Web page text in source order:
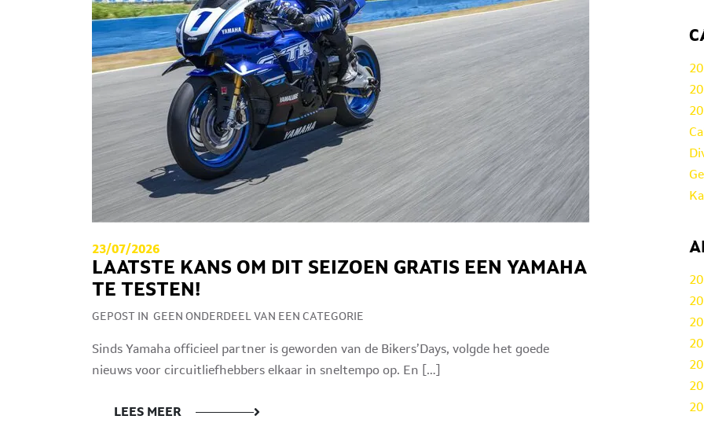
23/07/2026
LAATSTE KANS OM DIT SEIZOEN GRATIS EEN YAMAHA
TE TESTEN!
GEPOST IN GEEN ONDERDEEL VAN EEN CATEGORIE
Sinds Yamaha officieel partner is geworden van de Bikers’Days, volgde het goede
nieuws voor circuitliefhebbers elkaar in sneltempo op. En […]
LEES MEER